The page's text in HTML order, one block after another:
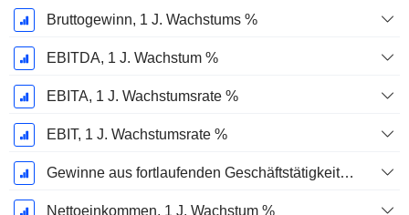
Bruttogewinn, 1 J. Wachstums %
EBITDA, 1 J. Wachstum %
EBITA, 1 J. Wachstumsrate %
EBIT, 1 J. Wachstumsrate %
Gewinne aus fortlaufenden Geschäftstätigkeiten, 1 Jahr Wachstumsrate %
Nettoeinkommen, 1 J. Wachstum %